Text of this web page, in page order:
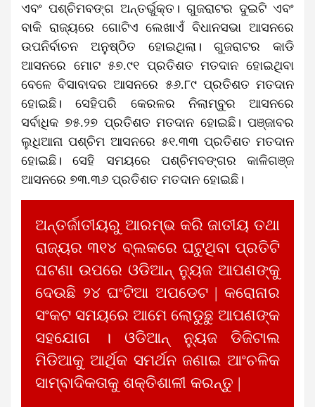
ଏବଂ ପଶ୍ଚିମବଙ୍ଗ ଅନ୍ତର୍ଭୁକ୍ତ। ଗୁଜରାଟର ଦୁଇଟି ଏବଂ
ବାକି ରାଜ୍ୟରେ ଗୋଟିଏ ଲେଖାଏଁ ବିଧାନସଭା ଆସନରେ
ଉପନିର୍ବାଚନ ଅନୁଷ୍ଠିତ ହୋଇଥିଲା। ଗୁଜରାଟର କାଡି
ଆସନରେ ମୋଟ ୫୭.୯୧ ପ୍ରତିଶତ ମତଦାନ ହୋଇଥିବା
ବେଳେ ବିସାବାଦର ଆସନରେ ୫୬.୮୯ ପ୍ରତିଶତ ମତଦାନ
ହୋଇଛି। ସେହିପରି କେରଳର ନିଲାମ୍ବୁର ଆସନରେ
ସର୍ବାଧିକ ୭୫.୨୭ ପ୍ରତିଶତ ମତଦାନ ହୋଇଛି। ପଞ୍ଜାବର
ଲୁଧିଆନା ପଶ୍ଚିମ ଆସନରେ ୫୧.୩୩ ପ୍ରତିଶତ ମତଦାନ
ହୋଇଛି। ସେହି ସମୟରେ ପଶ୍ଚିମବଙ୍ଗର କାଳିଗଞ୍ଜ
ଆସନରେ ୭୩.୩୬ ପ୍ରତିଶତ ମତଦାନ ହୋଇଛି।
ଅନ୍ତର୍ଜାତୀୟରୁ ଆରମ୍ଭ କରି ଜାତୀୟ ତଥା
ରାଜ୍ୟର ୩୧୪ ବ୍ଲକରେ ଘଟୁଥିବା ପ୍ରତିଟି
ଘଟଣା ଉପରେ ଓଡିଆନ୍ ନ୍ୟୁଜ ଆପଣଙ୍କୁ
ଦେଉଛି ୨୪ ଘଂଟିଆ ଅପଡେଟ | କରୋନାର
ସଂକଟ ସମୟରେ ଆମେ ଲୋଡୁଛୁ ଆପଣଙ୍କ
ସହଯୋଗ । ଓଡିଆନ୍ ନ୍ୟୁଜ ଡିଜିଟାଲ
ମିଡିଆକୁ ଆର୍ଥିକ ସମର୍ଥନ ଜଣାଇ ଆଂଚଳିକ
ସାମ୍ବାଦିକତାକୁ ଶକ୍ତିଶାଳୀ କରନ୍ତୁ |